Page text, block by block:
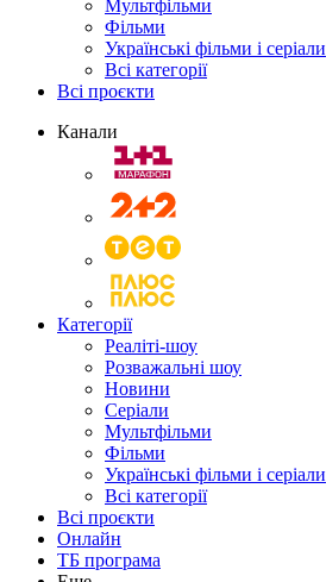
Мультфільми
Фільми
Українські фільми і серіали
Всі категорії
Всі проєкти
Канали
Категорії
Реаліті-шоу
Розважальні шоу
Новини
Серіали
Мультфільми
Фільми
Українські фільми і серіали
Всі категорії
Всі проєкти
Онлайн
ТБ програма